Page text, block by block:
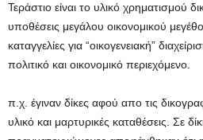
Τεράστιο είναι το υλικό χρηματισμού
υποθέσεις μεγάλου οικονομικού
καταγγελίες για “οικογενειακή”
πολιτικό και οικονομικό περιεχόμενο.
π.χ. έγιναν δίκες αφού απο τις
υλικό και μαρτυρικές καταθέσεις. Σε